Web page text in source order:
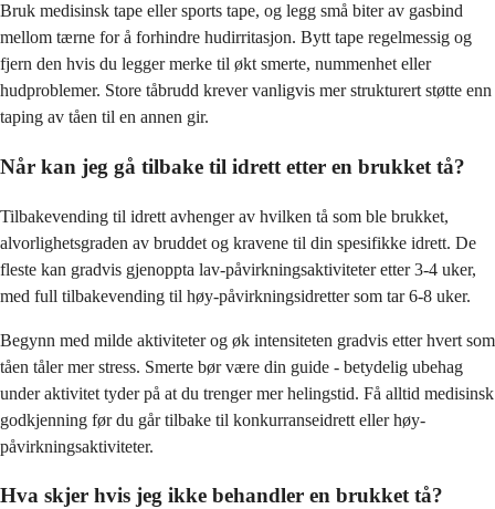
Bruk medisinsk tape eller sports tape, og legg små biter av gasbind
mellom tærne for å forhindre hudirritasjon. Bytt tape regelmessig og
fjern den hvis du legger merke til økt smerte, nummenhet eller
hudproblemer. Store tåbrudd krever vanligvis mer strukturert støtte enn
taping av tåen til en annen gir.
Når kan jeg gå tilbake til idrett etter en brukket tå?
Tilbakevending til idrett avhenger av hvilken tå som ble brukket,
alvorlighetsgraden av bruddet og kravene til din spesifikke idrett. De
fleste kan gradvis gjenoppta lav-påvirkningsaktiviteter etter 3-4 uker,
med full tilbakevending til høy-påvirkningsidretter som tar 6-8 uker.
Begynn med milde aktiviteter og øk intensiteten gradvis etter hvert som
tåen tåler mer stress. Smerte bør være din guide - betydelig ubehag
under aktivitet tyder på at du trenger mer helingstid. Få alltid medisinsk
godkjenning før du går tilbake til konkurranseidrett eller høy-
påvirkningsaktiviteter.
Hva skjer hvis jeg ikke behandler en brukket tå?